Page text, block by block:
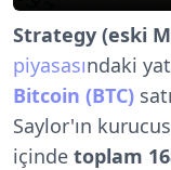
Strategy (eski
piyasasındaki
Bitcoin (BTC)
Saylor'ın
içinde toplam